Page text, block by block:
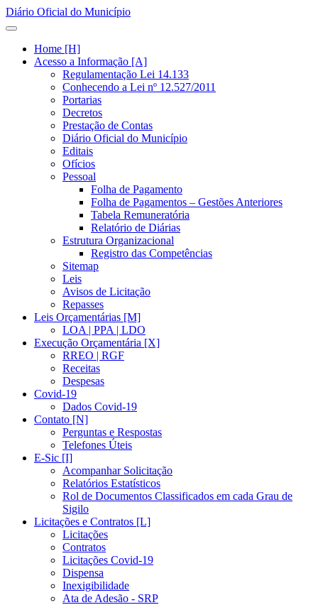
Diário Oficial do Município
Home [H]
Acesso a Informação [A]
Regulamentação Lei 14.133
Conhecendo a Lei nº 12.527/2011
Portarias
Decretos
Prestação de Contas
Diário Oficial do Município
Editais
Ofícios
Pessoal
Folha de Pagamento
Folha de Pagamentos – Gestões Anteriores
Tabela Remuneratória
Relatório de Diárias
Estrutura Organizacional
Registro das Competências
Sitemap
Leis
Avisos de Licitação
Repasses
Leis Orçamentárias [M]
LOA | PPA | LDO
Execução Orçamentária [X]
RREO | RGF
Receitas
Despesas
Covid-19
Dados Covid-19
Contato [N]
Perguntas e Respostas
Telefones Úteis
E-Sic [I]
Acompanhar Solicitação
Relatórios Estatísticos
Rol de Documentos Classificados em cada Grau de
Sigilo
Licitações e Contratos [L]
Licitações
Contratos
Licitações Covid-19
Dispensa
Inexigibilidade
Ata de Adesão - SRP